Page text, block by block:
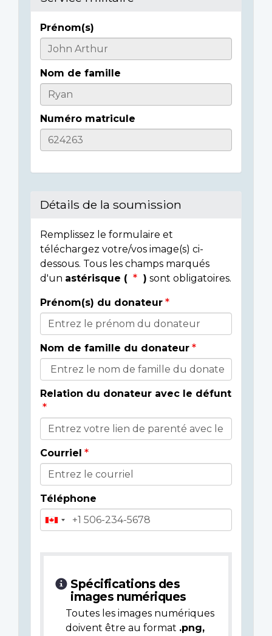
Informations
sur
l'individu
Prénom(s)
Nom de famille
Numéro matricule
Détails de la soumission
Remplissez le formulaire et
téléchargez votre/vos image(s) ci-
dessous. Tous les champs marqués
d'un astérisque ( ) sont obligatoires.
Détails
du
donateur
Prénom(s) du donateur
Nom de famille du donateur
Relation du donateur avec le défunt
Courriel
Téléphone
Spécifications des
images numériques
Toutes les images numériques
doivent être au format .png,